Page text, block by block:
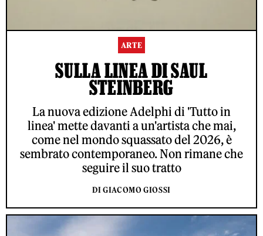
ARTE
SULLA LINEA DI SAUL
STEINBERG
La nuova edizione Adelphi di 'Tutto in
linea' mette davanti a un'artista che mai,
come nel mondo squassato del 2026, è
sembrato contemporaneo. Non rimane che
seguire il suo tratto
DI GIACOMO GIOSSI